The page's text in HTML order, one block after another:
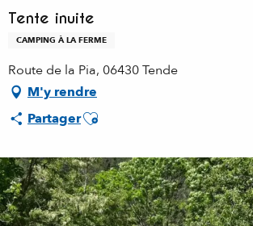
Tente inuite
CAMPING À LA FERME
Route de la Pia, 06430 Tende
M'y rendre
PartagerAjouter aux favoris